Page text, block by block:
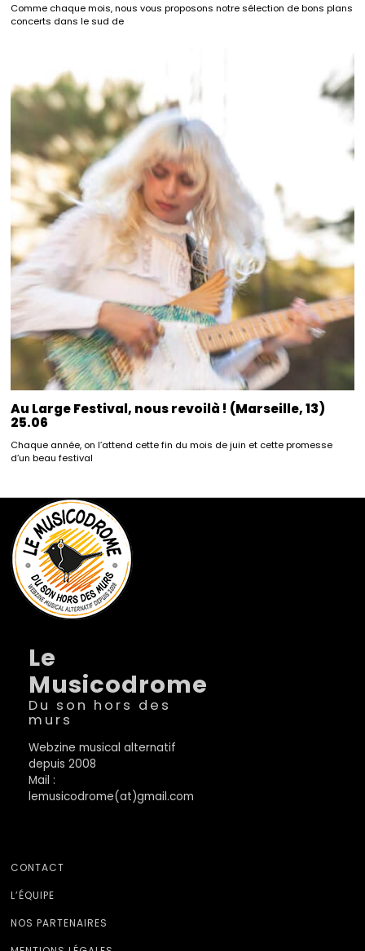
Comme chaque mois, nous vous proposons notre sélection de bons plans
concerts dans le sud de
Au Large Festival, nous revoilà ! (Marseille, 13)
25.06
Chaque année, on l’attend cette fin du mois de juin et cette promesse
d’un beau festival
Le
Musicodrome
Du son hors des
murs
Webzine musical alternatif
depuis 2008
Mail :
lemusicodrome(at)gmail.com
CONTACT
L’ÉQUIPE
NOS PARTENAIRES